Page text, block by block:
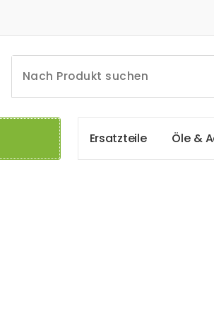
Ersatzteile Öle &A